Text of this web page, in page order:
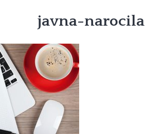
javna-narocila